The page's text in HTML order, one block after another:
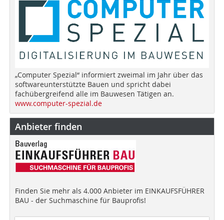
„Computer Spezial“ informiert zweimal im Jahr über das
softwareunterstützte Bauen und spricht dabei
fachübergreifend alle im Bauwesen Tätigen an.
www.computer-spezial.de
Anbieter finden
Finden Sie mehr als 4.000 Anbieter im EINKAUFSFÜHRER
BAU - der Suchmaschine für Bauprofis!